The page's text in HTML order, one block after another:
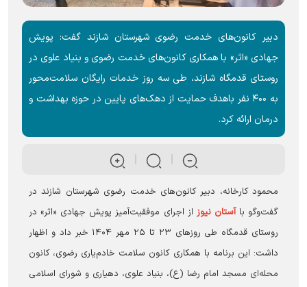
دبیر کانون‌های خدمت رضوی شهرستان شازند گفت: پویش
جهادی «اثر» با همکاری کانون‌های خدمت رضوی و بنیاد علوی در
روستای قدمگاه شازند، طی سه روز خدمات رایگان سلامت‌محور
به ۴۰۰ نفر باهدف حمایت از دهک‌های پایین در حوزه بهداشت و
درمان ارائه کرد.
محمود کارخانه، دبیر کانون‌های خدمت رضوی شهرستان شازند در
گفت‌وگو باآستان نیوز از اجرای موفقیت‌آمیز پویش جهادی «اثر» در
روستای قدمگاه طی روزهای ۲۳ تا ۲۵ مهر ۱۴۰۴ خبر داد و اظهار
داشت: این برنامه با همکاری کانون سلامت خادم‌یاری رضوی، کانون
محله‌ای مسجد امام رضا (ع)، بنیاد علوی، دهیاری و شورای اسلامی